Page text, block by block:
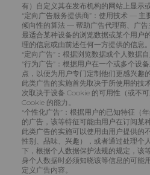
有）自定义其在发布机构的网站上显示
“定向广告服务提供商”：使用技术 —
倾向性的算法 — 帮助广告代理商、广
最适合某种设备的浏览数据或某个用户
理的信息或由前述任何一方提供的信息。
“定向广告”：根据浏览数据或个人数据
“行为广告”：根据用户在一个或多个设
点，以便为用户专门定制他们更感兴趣的
此类广告的实施首先取决于所使用的技
次取决于设备 Cookie 的可用性（或不
Cookie 的能力。
“个性化广告”：根据用户的已知特征（
的广告，该等特征可能由用户在订阅某
此类广告的实施可以使用由用户提供的
性别、品味、兴趣），或者通过处理个
下，根据个人数据保护法规的规定，该
身个人数据时必须知晓该等信息的可能
定义广告内容。